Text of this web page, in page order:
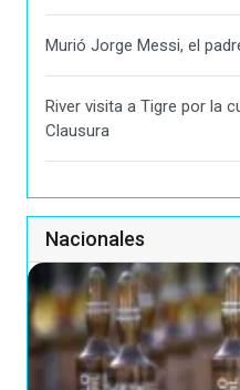
Murió Jorge Messi, el
River visita a Tigre por la
Clausura
Nacionales